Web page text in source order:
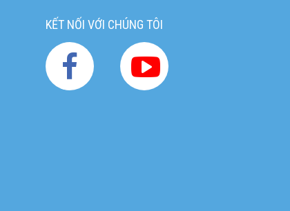
KẾT NỐI VỚI CHÚNG TÔI